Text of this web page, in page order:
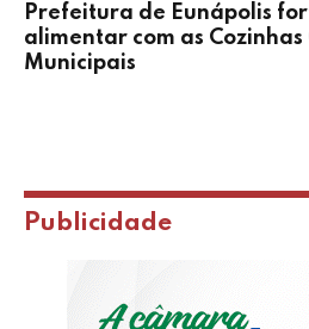
Prefeitura de Eunápolis
alimentar com as
Municipais
Publicidade